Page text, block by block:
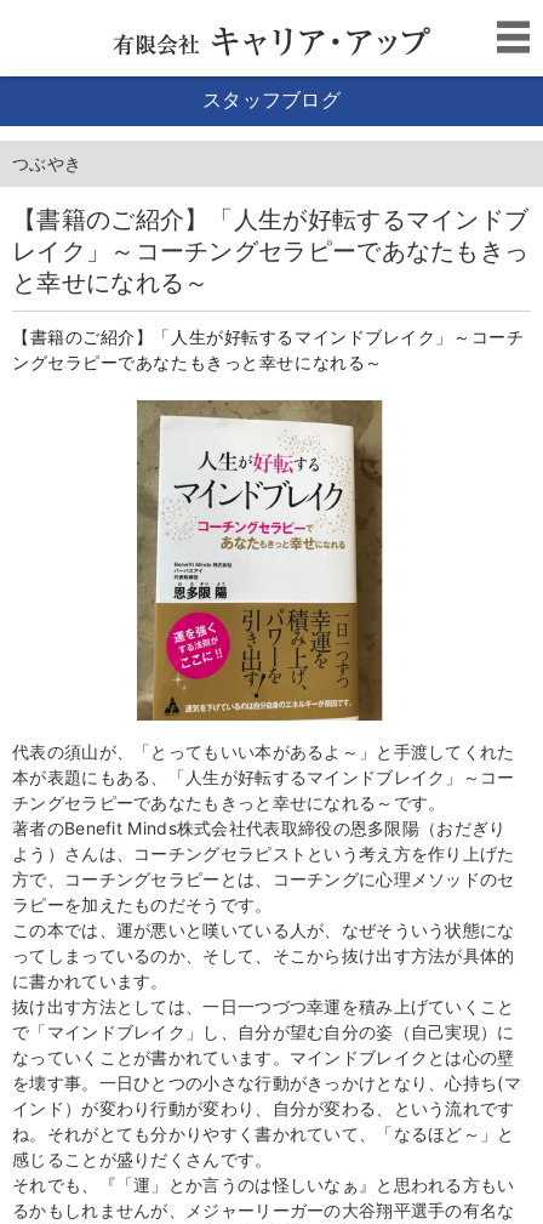
スタッフブログ
つぶやき
【書籍のご紹介】「人生が好転するマインドブ
レイク」～コーチングセラピーであなたもきっ
と幸せになれる～
【書籍のご紹介】「人生が好転するマインドブレイク」～コーチ
ングセラピーであなたもきっと幸せになれる～
代表の須山が、「とってもいい本があるよ～」と手渡してくれた
本が表題にもある、「人生が好転するマインドブレイク」～コー
チングセラピーであなたもきっと幸せになれる～です。
著者のBenefit Minds株式会社代表取締役の恩多限陽（おだぎり
よう）さんは、コーチングセラピストという考え方を作り上げた
方で、コーチングセラピーとは、コーチングに心理メソッドのセ
ラピーを加えたものだそうです。
この本では、運が悪いと嘆いている人が、なぜそういう状態にな
ってしまっているのか、そして、そこから抜け出す方法が具体的
に書かれています。
抜け出す方法としては、一日一つづつ幸運を積み上げていくこと
で「マインドブレイク」し、自分が望む自分の姿（自己実現）に
なっていくことが書かれています。マインドブレイクとは心の壁
を壊す事。一日ひとつの小さな行動がきっかけとなり、心持ち(マ
インド）が変わり行動が変わり、自分が変わる、という流れです
ね。それがとても分かりやすく書かれていて、「なるほど～」と
感じることが盛りだくさんです。
それでも、『「運」とか言うのは怪しいなぁ』と思われる方もい
るかもしれませんが、メジャーリーガーの大谷翔平選手の有名な